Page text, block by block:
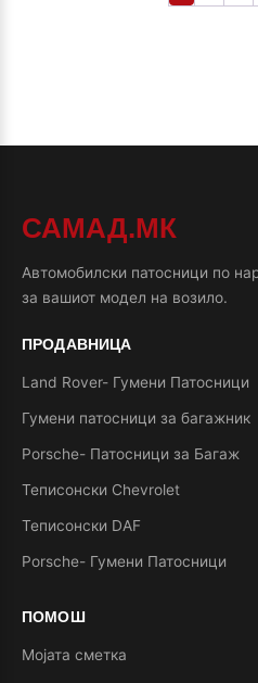
САМАД.МК
Автомобилски патосници по
за вашиот модел на возило.
ПРОДАВНИЦА
Land Rover- Гумени Патосници
Гумени патосници за багажник
Porsche- Патосници за Багаж
Теписонски Chevrolet
Теписонски DAF
Porsche- Гумени Патосници
ПОМОШ
Мојата сметка